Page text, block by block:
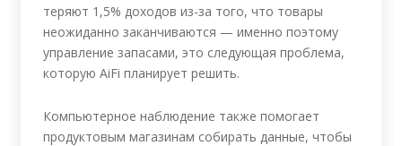
теряют 1,5% доходов из-за того, что товары
неожиданно заканчиваются — именно поэтому
управление запасами, это следующая проблема,
которую AiFi планирует решить.
Компьютерное наблюдение также помогает
продуктовым магазинам собирать данные, чтобы